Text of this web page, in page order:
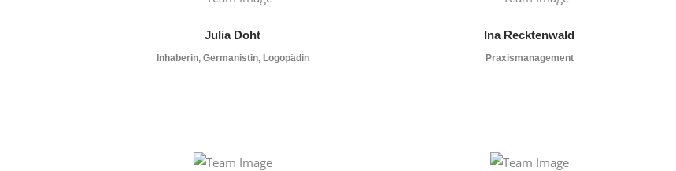
Julia Doht
Inhaberin, Germanistin, Logopädin
Ina Recktenwald
Praxismanagement